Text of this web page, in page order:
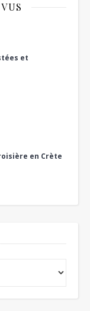
et
en Crète